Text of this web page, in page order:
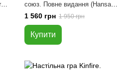
союз. Повне видання (Hansa
Teutonica: Big Box)
1 560 грн 1 950 грн
Купити